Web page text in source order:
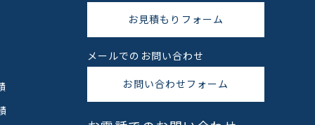
お見積もりフォーム
メールでのお問い合わせ
お問い合わせフォーム